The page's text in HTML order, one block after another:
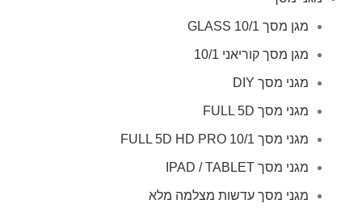
מגן מסך GLASS 10/1
מגן מסך קוריאני 10/1
מגני מסך DIY
מגני מסך FULL 5D
מגני מסך FULL 5D HD PRO 10/1
מגני מסך IPAD / TABLET
מגני מסך עדשות מצלמה מלא